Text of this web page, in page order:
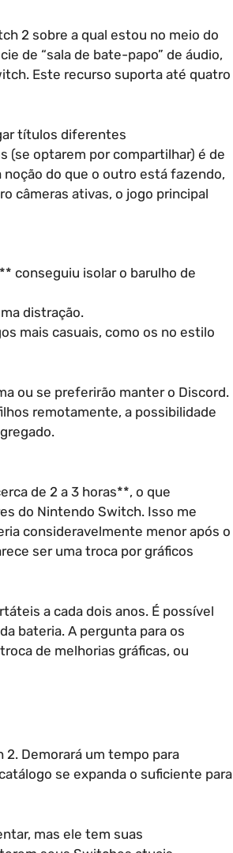
2 sobre a qual estou no meio do
de “sala de bate-papo” de áudio,
Este recurso suporta até quatro
títulos diferentes
(se optarem por compartilhar) é de
noção do que o outro está fazendo,
câmeras ativas, o jogo principal
conseguiu isolar o barulho de
distração.
mais casuais, como os no estilo
ou se preferirão manter o Discord.
remotamente, a possibilidade
de 2 a 3 horas**, o que
do Nintendo Switch. Isso me
consideravelmente menor após o
ser uma troca por gráficos
a cada dois anos. É possível
bateria. A pergunta para os
de melhorias gráficas, ou
Demorará um tempo para
se expanda o suficiente para
mas ele tem suas